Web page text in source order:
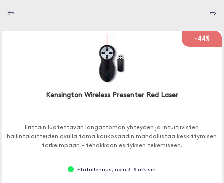
⇦ ⇨
-44%
Kensington Wireless Presenter Red Laser
Erittäin luotettavan langattoman yhteyden ja intuitiivisten
hallintalaitteiden avulla tämä kaukosäädin mahdollistaa keskittymisen
tärkeimpään - tehokkaan esityksen tekemiseen.
Etätallennus, noin 3-8 arkisin